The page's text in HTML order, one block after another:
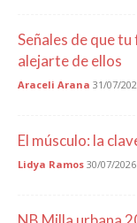
Señales de que
alejarte de ellos
Araceli Arana 31/07/
El músculo: la
Lidya Ramos 30/07/2026